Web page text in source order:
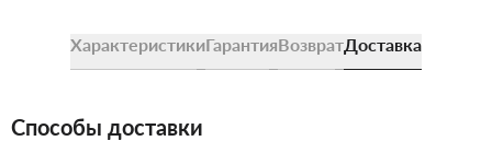
ХарактеристикиГарантияВозвратДоставка
Способы доставки